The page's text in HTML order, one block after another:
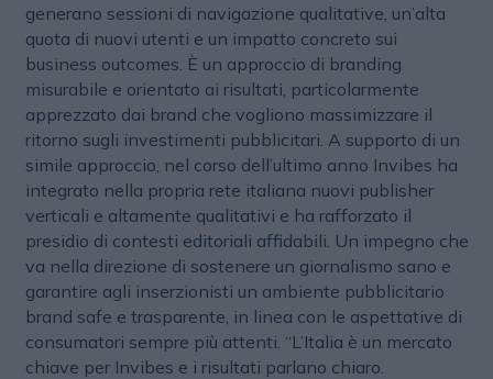
generano sessioni di navigazione qualitative, un’alta
quota di nuovi utenti e un impatto concreto sui
business outcomes. È un approccio di branding
misurabile e orientato ai risultati, particolarmente
apprezzato dai brand che vogliono massimizzare il
ritorno sugli investimenti pubblicitari. A supporto di un
simile approccio, nel corso dell’ultimo anno Invibes ha
integrato nella propria rete italiana nuovi publisher
verticali e altamente qualitativi e ha rafforzato il
presidio di contesti editoriali affidabili. Un impegno che
va nella direzione di sostenere un giornalismo sano e
garantire agli inserzionisti un ambiente pubblicitario
brand safe e trasparente, in linea con le aspettative di
consumatori sempre più attenti. “L’Italia è un mercato
chiave per Invibes e i risultati parlano chiaro.